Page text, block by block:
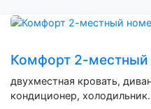
Комфорт 2-местный
двухместная кровать,
кондиционер, холодильник.